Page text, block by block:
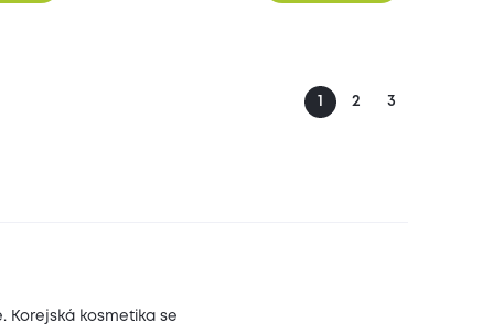
1 2 3
Korejská kosmetika se